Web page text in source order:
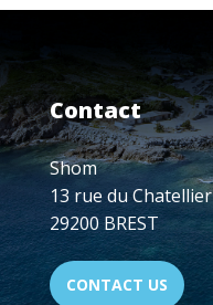
Contact
Shom
13 rue du Chatellier
29200 BREST
CONTACT US